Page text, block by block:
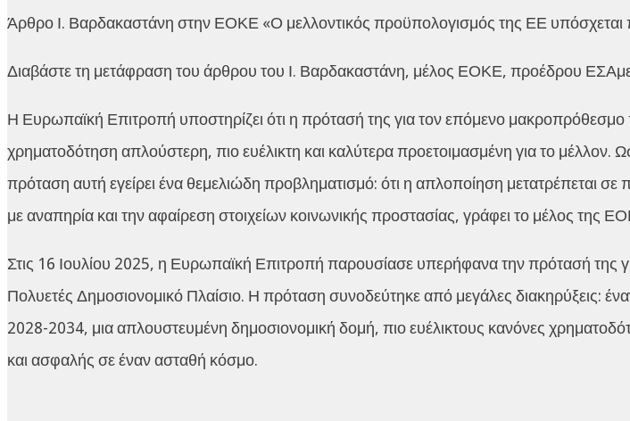
Άρθρο Ι. Βαρδακαστάνη στην ΕΟΚΕ «Ο μελλοντικός προϋπολογισμός της ΕΕ υπόσχεται
Διαβάστε τη μετάφραση του άρθρου του Ι. Βαρδακαστάνη, μέλος ΕΟΚΕ, προέδρου
Η Ευρωπαϊκή Επιτροπή υποστηρίζει ότι η πρότασή της για τον επόμενο
χρηματοδότηση απλούστερη, πιο ευέλικτη και καλύτερα προετοιμασμένη για το μέλλον.
πρόταση αυτή εγείρει ένα θεμελιώδη προβληματισμό: ότι η απλοποίηση
με αναπηρία και την αφαίρεση στοιχείων κοινωνικής προστασίας, γράφει το μέλος της
Στις 16 Ιουλίου 2025, η Ευρωπαϊκή Επιτροπή παρουσίασε υπερήφανα την πρότασή
Πολυετές Δημοσιονομικό Πλαίσιο. Η πρόταση συνοδεύτηκε από μεγάλες διακηρύξεις:
2028-2034, μια απλουστευμένη δημοσιονομική δομή, πιο ευέλικτους κανόνες
και ασφαλής σε έναν ασταθή κόσμο.